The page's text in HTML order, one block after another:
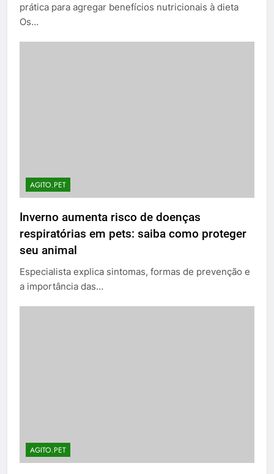
prática para agregar benefícios nutricionais à dieta
Os…
AGITO.PET
Inverno aumenta risco de doenças
respiratórias em pets: saiba como proteger
seu animal
Especialista explica sintomas, formas de prevenção e
a importância das…
AGITO.PET